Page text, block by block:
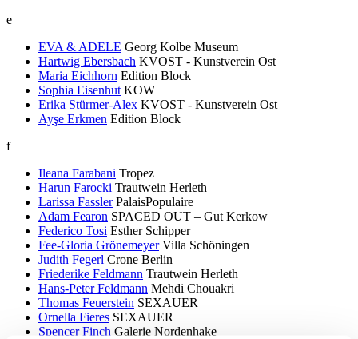
e
EVA & ADELE Georg Kolbe Museum
Hartwig Ebersbach KVOST - Kunstverein Ost
Maria Eichhorn Edition Block
Sophia Eisenhut KOW
Erika Stürmer-Alex KVOST - Kunstverein Ost
Ayşe Erkmen Edition Block
f
Ileana Farabani Tropez
Harun Farocki Trautwein Herleth
Larissa Fassler PalaisPopulaire
Adam Fearon SPACED OUT – Gut Kerkow
Federico Tosi Esther Schipper
Fee-Gloria Grönemeyer Villa Schöningen
Judith Fegerl Crone Berlin
Friederike Feldmann Trautwein Herleth
Hans-Peter Feldmann Mehdi Chouakri
Thomas Feuerstein SEXAUER
Ornella Fieres SEXAUER
Spencer Finch Galerie Nordenhake